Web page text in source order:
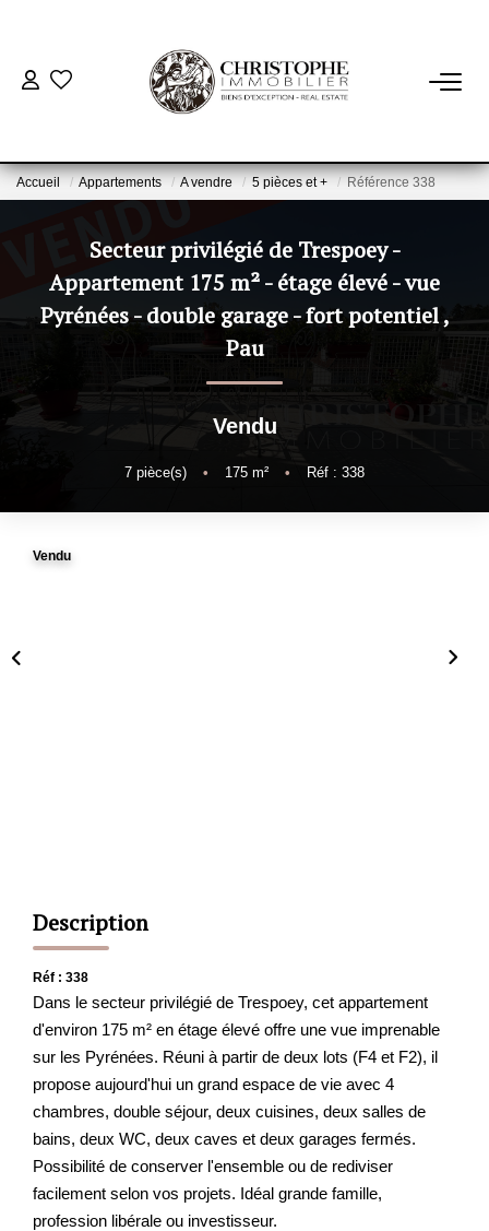
ACHETER
BIENS VENDUS
VENDRE
NOTRE AGENCE
Qui Sommes-Nous
Notre Équipe
Nous Rejoindre
Nos Actualités
Accueil Appartements A vendre 5 pièces et + Référence 338
Secteur privilégié de Trespoey -
Appartement 175 m² - étage élevé - vue
Pyrénées - double garage - fort potentiel,
Pau
Vendu
7 pièce(s) • 175 m² • Réf : 338
Vendu
Description
Réf : 338
Dans le secteur privilégié de Trespoey, cet appartement
d'environ 175 m² en étage élevé offre une vue imprenable
sur les Pyrénées. Réuni à partir de deux lots (F4 et F2), il
propose aujourd'hui un grand espace de vie avec 4
chambres, double séjour, deux cuisines, deux salles de
bains, deux WC, deux caves et deux garages fermés.
Possibilité de conserver l'ensemble ou de rediviser
facilement selon vos projets. Idéal grande famille,
profession libérale ou investisseur.